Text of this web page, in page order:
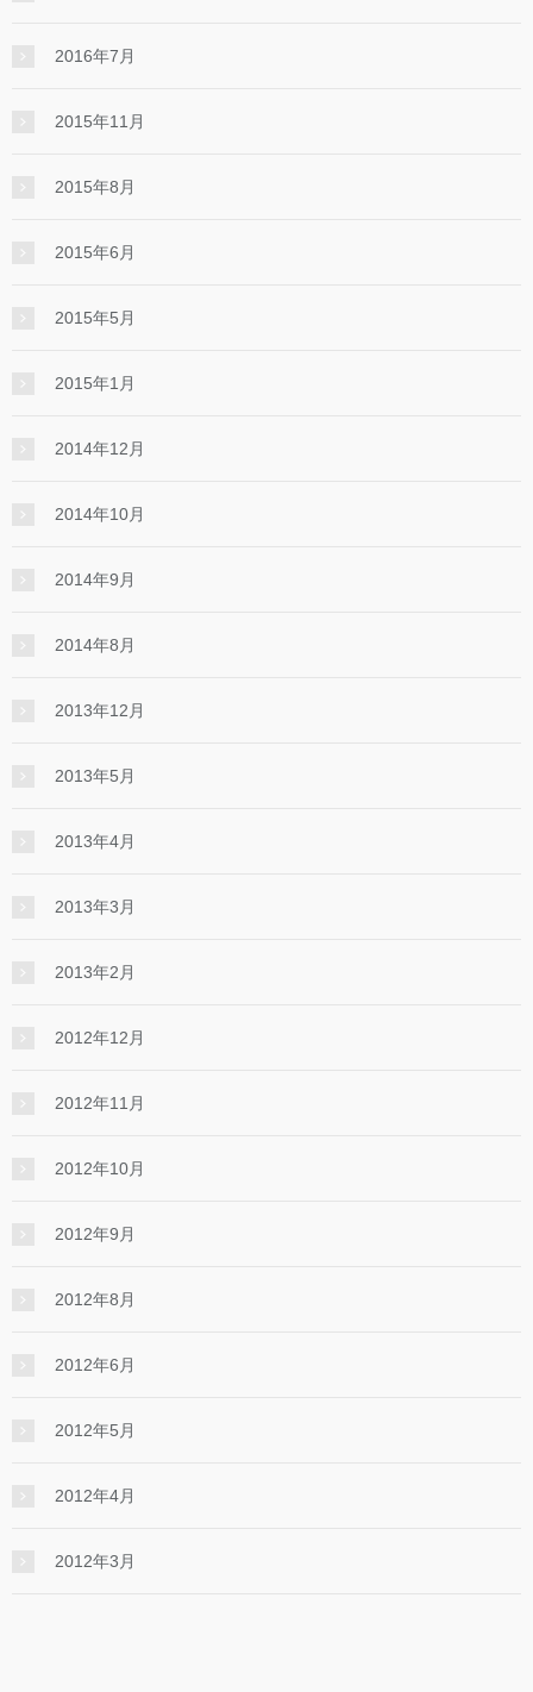
2016年7月
2015年11月
2015年8月
2015年6月
2015年5月
2015年1月
2014年12月
2014年10月
2014年9月
2014年8月
2013年12月
2013年5月
2013年4月
2013年3月
2013年2月
2012年12月
2012年11月
2012年10月
2012年9月
2012年8月
2012年6月
2012年5月
2012年4月
2012年3月